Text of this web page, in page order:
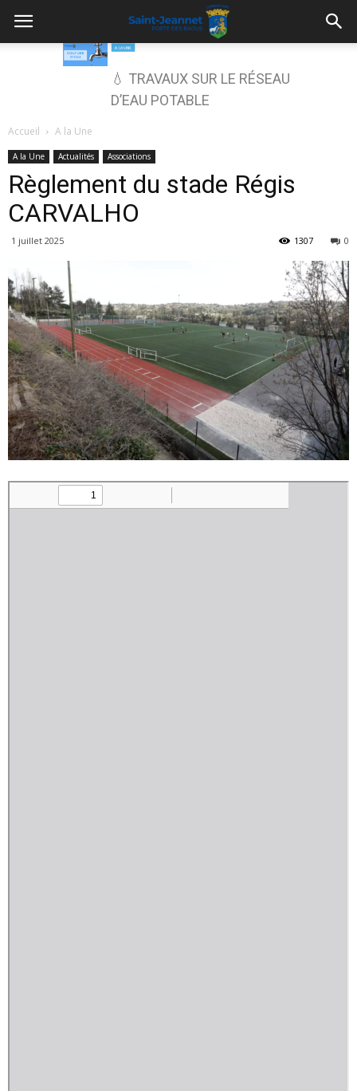
💧 TRAVAUX SUR LE RÉSEAU
D’EAU POTABLE
Accueil A la Une
A la Une Actualités Associations
Règlement du stade Régis
CARVALHO
1 juillet 2025 0
1307